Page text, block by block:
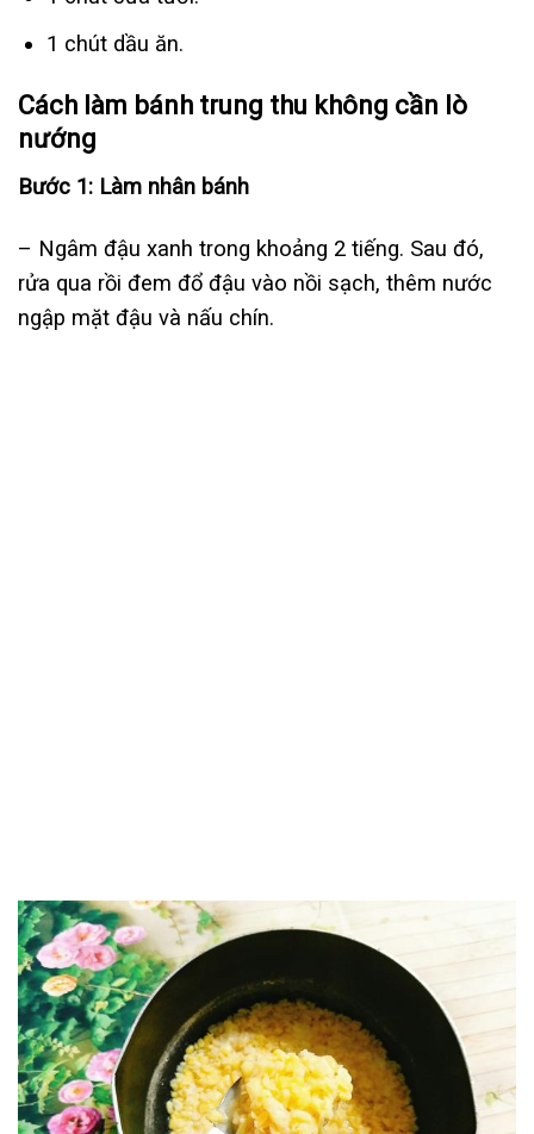
1 chút dầu ăn.
Cách làm bánh trung thu không cần lò
nướng
Bước 1: Làm nhân bánh
– Ngâm đậu xanh trong khoảng 2 tiếng. Sau đó,
rửa qua rồi đem đổ đậu vào nồi sạch, thêm nước
ngập mặt đậu và nấu chín.